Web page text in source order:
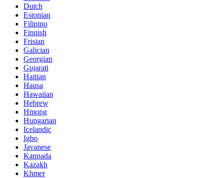
Dutch
Estonian
Filipino
Finnish
Frisian
Galician
Georgian
Gujarati
Haitian
Hausa
Hawaiian
Hebrew
Hmong
Hungarian
Icelandic
Igbo
Javanese
Kannada
Kazakh
Khmer